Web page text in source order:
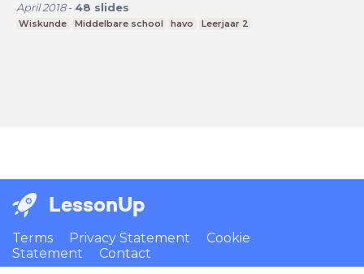
April 2018- 48 slides
Wiskunde Middelbare school havo Leerjaar 2
LessonUp
Terms Privacy Statement
Cookie
Statement
Contact